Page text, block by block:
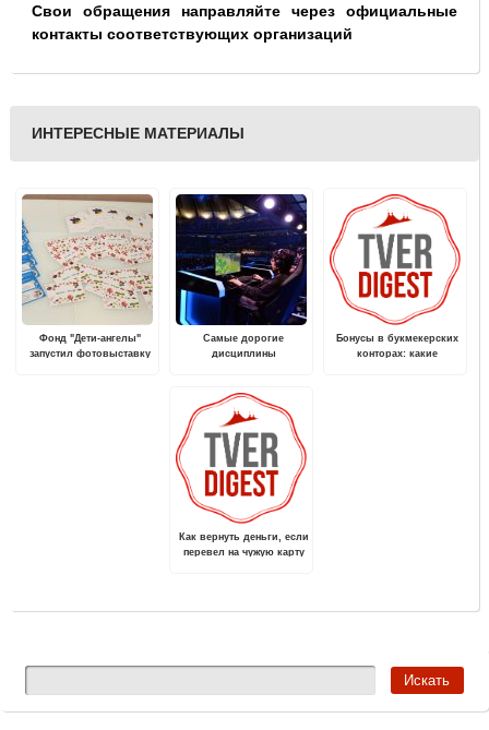
Свои обращения направляйте через официальные
контакты соответствующих организаций
ИНТЕРЕСНЫЕ МАТЕРИАЛЫ
Фонд "Дети-ангелы"
запустил фотовыставку
Самые дорогие
дисциплины
Бонусы в букмекерских
конторах: какие
Как вернуть деньги, если
перевел на чужую карту